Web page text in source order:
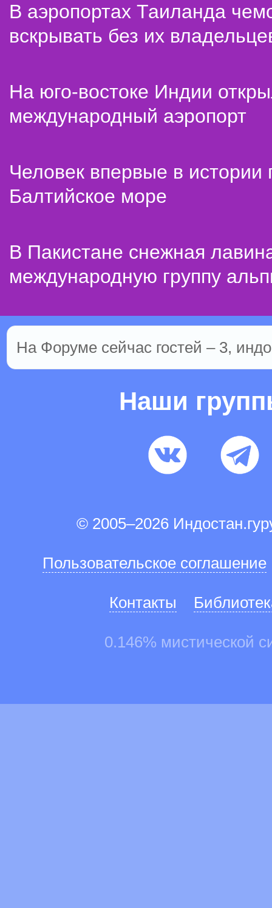
В аэропортах Таиланда
вскрывать без их
На юго-востоке Индии
международный аэропорт
Человек впервые в истории
Балтийское море
В Пакистане снежная
международную группу
На Форуме сейчас гостей – 3,
Наши
© 2005–2026
Пользовательское соглашение
Контакты
0.146% мистической